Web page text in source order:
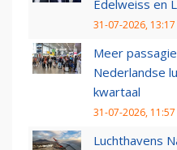
Edelweiss en
31-07-2026, 13:17
Meer
Nederlandse
kwartaal
31-07-2026, 11:57
Luchthavens